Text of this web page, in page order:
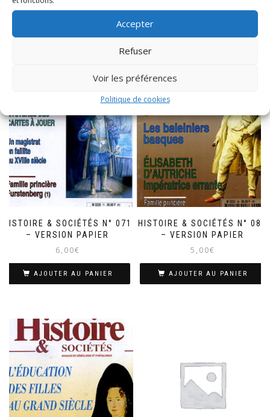
Accepter
Refuser
Voir les préférences
Politique de cookies
HISTOIRE & SOCIÉTÉS N° 071
– VERSION PAPIER
6,00€
AJOUTER AU PANIER
HISTOIRE & SOCIÉTÉS N° 086
– VERSION PAPIER
5,00€
AJOUTER AU PANIER